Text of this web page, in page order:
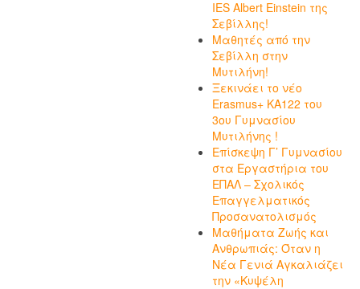
IES Albert Einstein της
Σεβίλλης!
Μαθητές από την
Σεβίλλη στην
Μυτιλήνη!
Ξεκινάει το νέο
Erasmus+ KA122 του
3ου Γυμνασίου
Μυτιλήνης !
Επίσκεψη Γ’ Γυμνασίου
στα Εργαστήρια του
ΕΠΑΛ – Σχολικός
Επαγγελματικός
Προσανατολισμός
Μαθήματα Ζωής και
Ανθρωπιάς: Όταν η
Νέα Γενιά Αγκαλιάζει
την «Κυψέλη